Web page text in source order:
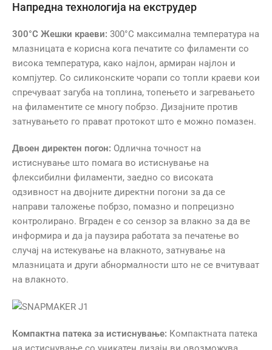
Напредна технологија на екструдер
300°C Жешки краеви: 300°C максимална температура на
млазницата е корисна кога печатите со филаменти со
висока температура, како најлон, армиран најлон и
компјутер. Со силиконските чорапи со топли краеви кои
спречуваат загуба на топлина, топењето и загревањето
на филаментите се многу побрзо. Дизајните против
затнувањето го прават протокот што е можно помазен.
Двоен директен погон: Одлична точност на
истиснување што помага во истиснување на
флексибилни филаменти, заедно со високата
одзивност на двојните директни погони за да се
направи таложење побрзо, помазно и попрецизно
контролирано. Вграден е со сензор за влакно за да ве
информира и да ја паузира работата за печатење во
случај на истекување на влакното, затнување на
млазницата и други абнормалности што не се вчитуваат
на влакното.
Компактна патека за истиснување: Компактната патека